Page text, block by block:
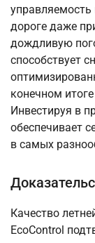
управляемость
дороге даже
дождливую
способствует
конечном
Инвестируя в
обеспечивает
в самых
Качество
EcoControl